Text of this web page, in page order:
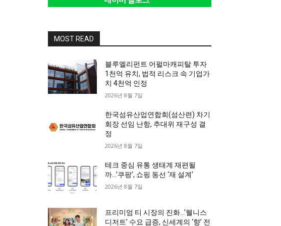
MOST READ
블루엘리펀트 어펄마캐피탈 투자
1천억 유치, 법적 리스크 속 기업가
치 4천억 인정
2026년 8월 7일
한국섬유산업연합회(섬산련) 차기
회장 선임 난항, 추대위 재구성 결
정
2026년 8월 7일
테크 중심 유통 생태계 재편될
까…’쿠팡’, 쇼핑 동선 ‘재 설계’
2026년 8월 7일
프리미엄 티 시장의 진화…’웰니스
디저트’ 수요 급증, 신세계의 ‘향’ 전